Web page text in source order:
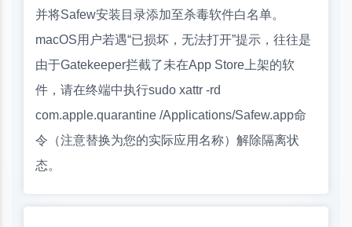
并将Safew安装目录添加至杀毒软件白名单。
macOS用户若遇“已损坏，无法打开”提示，往往是
由于Gatekeeper拦截了未在App Store上架的软
件，请在终端中执行sudo xattr -rd
com.apple.quarantine /Applications/Safew.app命
令（注意替换为您的实际应用名称）解除隔离状
态。